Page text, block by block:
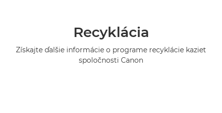
Recyklácia
Získajte ďalšie informácie o programe recyklácie kaziet
spoločnosti Canon